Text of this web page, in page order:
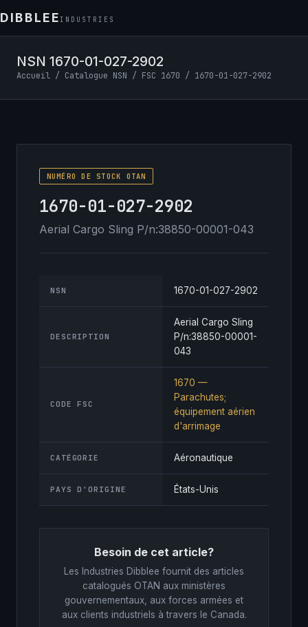
DIBBLEEINDUSTRIES
NSN 1670-01-027-2902
Accueil / Catalogue NSN / FSC 1670 / 1670-01-027-2902
NUMÉRO DE STOCK OTAN
1670-01-027-2902
Aerial Cargo Sling P/n:38850-00001-043
NSN 1670-01-027-2902
DESCRIPTION
Aerial Cargo Sling
P/n:38850-00001-
043
CODE FSC
1670 —
Parachutes;
équipement aérien
d'arrimage
CATÉGORIE Aéronautique
PAYS D'ORIGINE États-Unis
Besoin de cet article?
Les Industries Dibblee fournit des articles
catalogués OTAN aux ministères
gouvernementaux, aux forces armées et
aux clients industriels à travers le Canada.